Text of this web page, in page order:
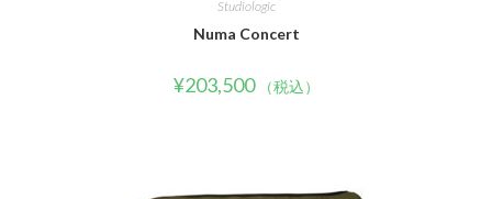
Studiologic
Numa Concert
¥203,500 （税込）